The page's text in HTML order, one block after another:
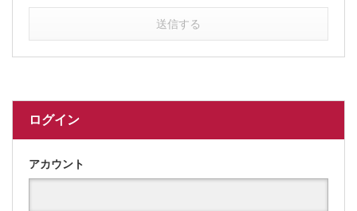
送信する
ログイン
アカウント